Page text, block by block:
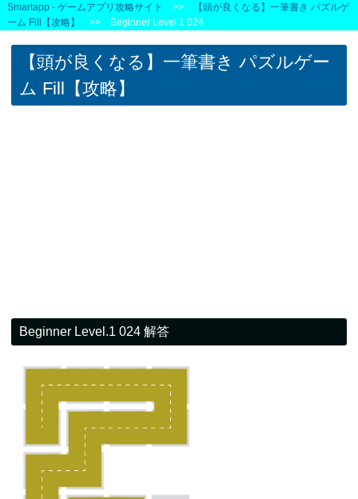
Smartapp - ゲームアプリ攻略サイト >>
【頭が良くなる】一筆書き パズルゲ
ーム Fill【攻略】
>> Beginner Level.1 024
【頭が良くなる】一筆書き パズルゲー
ム Fill【攻略】
Beginner Level.1 024 解答